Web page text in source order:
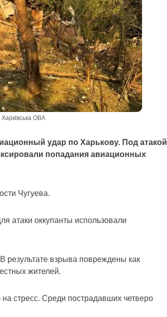
Харківська ОВА
удар по Харькову. Под атакой
попадания авиационных
Чугуева.
атаки оккупанты использовали
результате взрыва повреждены как
жителей.
стресс. Среди пострадавших четверо